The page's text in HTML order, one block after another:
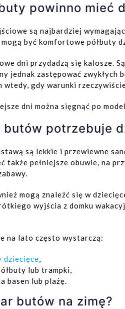
powinno mieć
są najbardziej
być komfortowe półbuty
dni przydadzą się kalosze.
jednak zastępować zwykłych
wtedy, gdy warunki
dni można sięgnąć po
butów potrzebuje
są lekkie i przewiewne
także pełniejsze obuwie, na
mogą znaleźć się w
wyjścia z domku
na lato często wystarczą:
dziecięce,
lub trampki,
basen lub plażę.
butów na zimę?